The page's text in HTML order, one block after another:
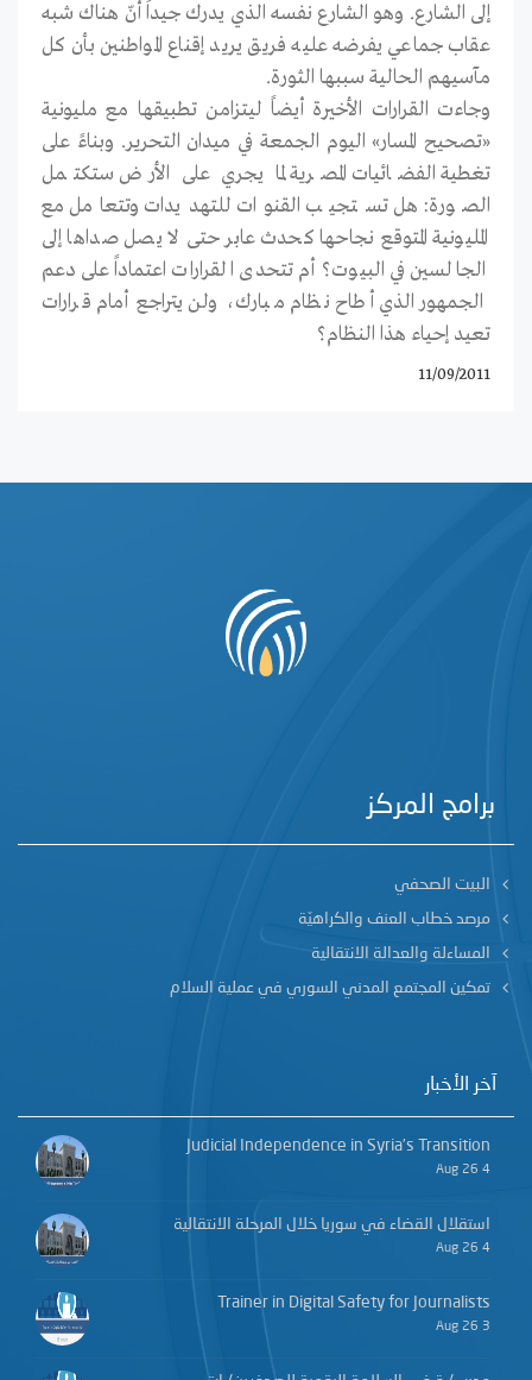
إلى الشارع. وهو الشارع نفسه الذي يدرك جيداً أنّ هناك شبه
عقاب جماعي يفرضه عليه فريق يريد إقناع المواطنين بأن كل
مآسيهم الحالية سببها الثورة.
وجاءت القرارات الأخيرة أيضاً ليتزامن تطبيقها مع مليونية
«تصحيح المسار» اليوم الجمعة في ميدان التحرير. وبناءً على
تغطية الفضائيات المصرية لما يجري على الأرض ستكتمل
الصورة: هل تستجيب القنوات للتهديدات وتتعامل مع
المليونية المتوقع نجاحها كحدث عابر حتى لا يصل صداها إلى
الجالسين في البيوت؟ أم تتحدى القرارات اعتماداً على دعم
الجمهور الذي أطاح نظام مبارك، ولن يتراجع أمام قرارات
تعيد إحياء هذا النظام؟
11/09/2011
برامج المركز
البيت الصحفي
مرصد خطاب العنف والكراهيّة
المساءلة والعدالة الانتقالية
تمكين المجتمع المدني السوري في عملية السلام
آخر الأخبار
Judicial Independence in Syria’s Transition
4 Aug 26
استقلال القضاء في سوريا خلال المرحلة الانتقالية
4 Aug 26
Trainer in Digital Safety for Journalists
3 Aug 26